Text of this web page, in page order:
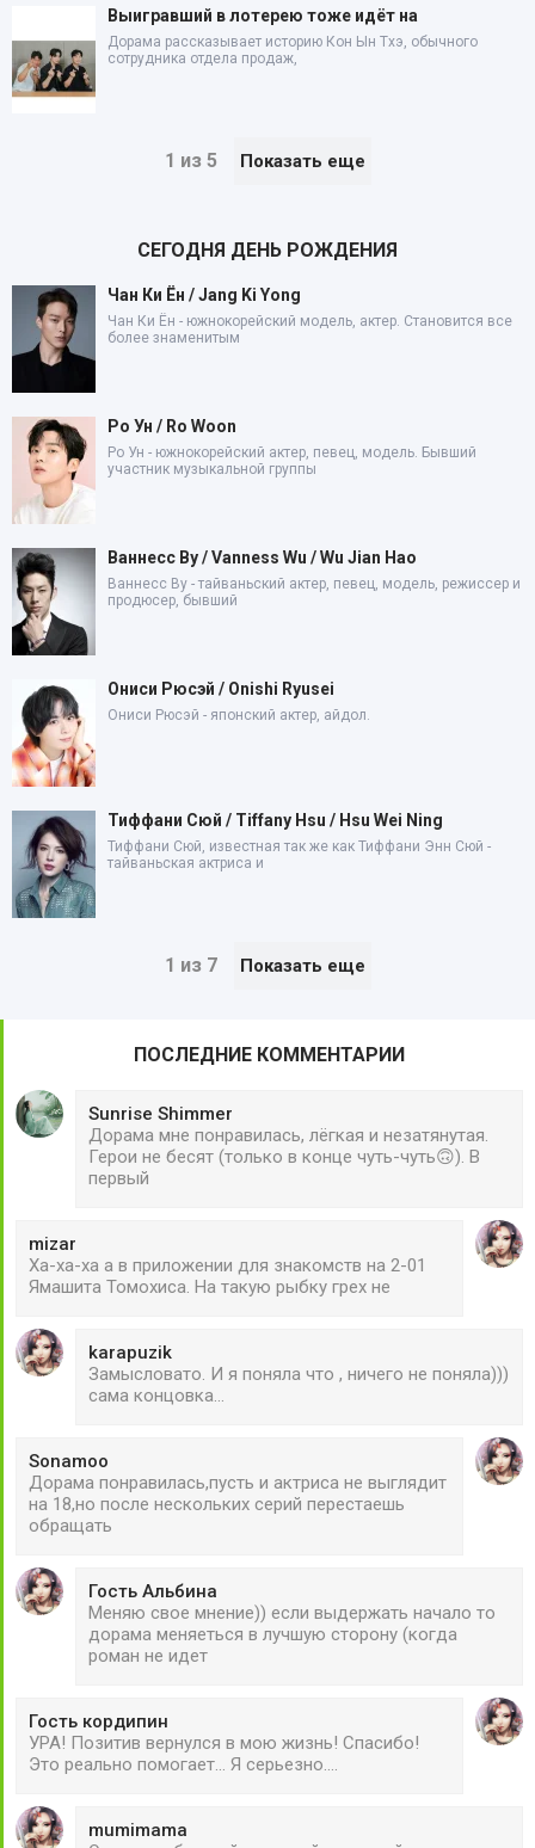
Выигравший в лотерею тоже идёт на
Дорама рассказывает историю Кон Ын Тхэ, обычного
сотрудника отдела продаж,
1 из 5 Показать еще
СЕГОДНЯ ДЕНЬ РОЖДЕНИЯ
Чан Ки Ён / Jang Ki Yong
Чан Ки Ён - южнокорейский модель, актер. Становится все
более знаменитым
Ро Ун / Ro Woon
Ро Ун - южнокорейский актер, певец, модель. Бывший
участник музыкальной группы
Ваннесс Ву / Vanness Wu / Wu Jian Hao
Ваннесс Ву - тайваньский актер, певец, модель, режиссер и
продюсер, бывший
Ониси Рюсэй / Onishi Ryusei
Ониси Рюсэй - японский актер, айдол.
Тиффани Сюй / Tiffany Hsu / Hsu Wei Ning
Тиффани Сюй, известная так же как Тиффани Энн Сюй -
тайваньская актриса и
1 из 7 Показать еще
ПОСЛЕДНИЕ КОММЕНТАРИИ
Sunrise Shimmer
Дорама мне понравилась, лёгкая и незатянутая.
Герои не бесят (только в конце чуть-чуть🙃). В
первый
mizar
Ха-ха-ха а в приложении для знакомств на 2-01
Ямашита Томохиса. На такую рыбку грех не
karapuzik
Замысловато. И я поняла что , ничего не поняла)))
сама концовка...
Sonamoo
Дорама понравилась,пусть и актриса не выглядит
на 18,но после нескольких серий перестаешь
обращать
Гость Альбина
Меняю свое мнение)) если выдержать начало то
дорама меняеться в лучшую сторону (когда
роман не идет
Гость кордипин
УРА! Позитив вернулся в мою жизнь! Спасибо!
Это реально помогает... Я серьезно....
mumimama